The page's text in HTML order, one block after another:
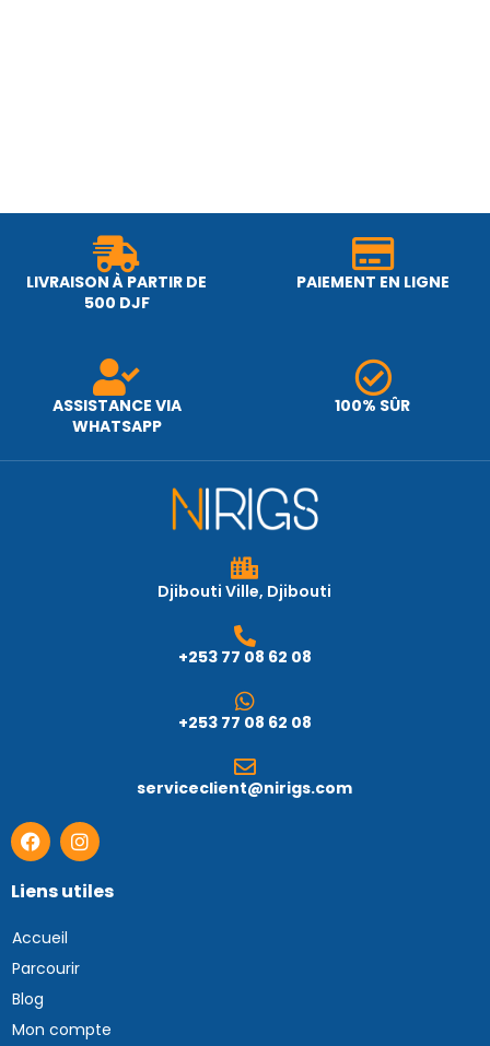
LIVRAISON À PARTIR DE
500 DJF
PAIEMENT EN LIGNE
ASSISTANCE VIA
WHATSAPP
100% SÛR
Djibouti Ville, Djibouti
+253 77 08 62 08
+253 77 08 62 08
serviceclient@nirigs.com
Liens utiles
Accueil
Parcourir
Blog
Mon compte